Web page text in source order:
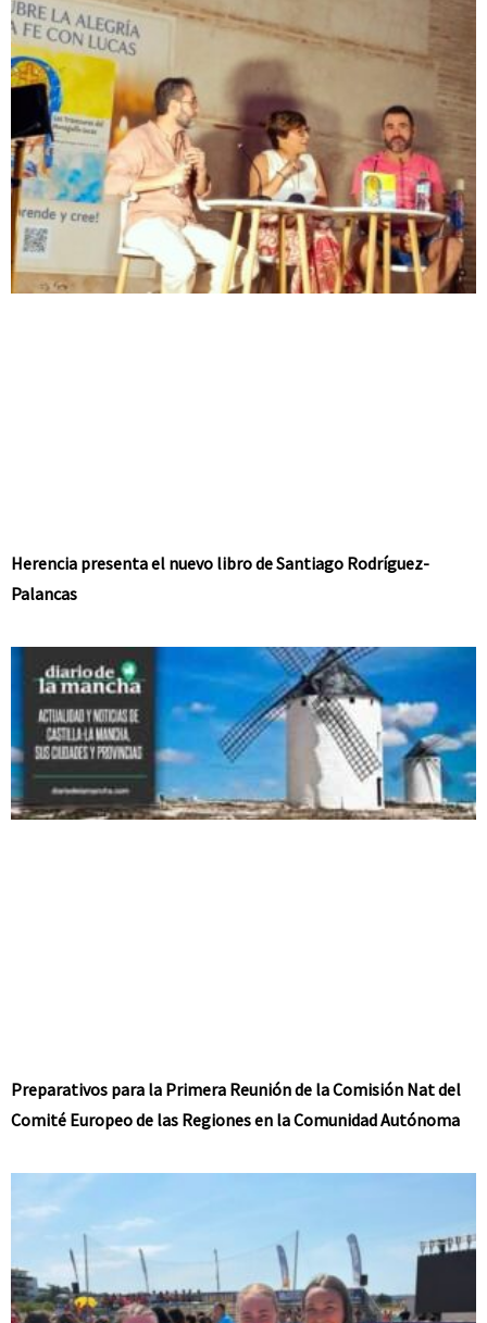
Herencia presenta el nuevo libro de Santiago Rodríguez-
Palancas
Preparativos para la Primera Reunión de la Comisión Nat del
Comité Europeo de las Regiones en la Comunidad Autónoma